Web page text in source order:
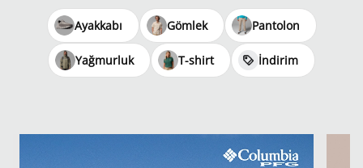
Ayakkabı Gömlek Pantolon
Yağmurluk T-shirt İndirim